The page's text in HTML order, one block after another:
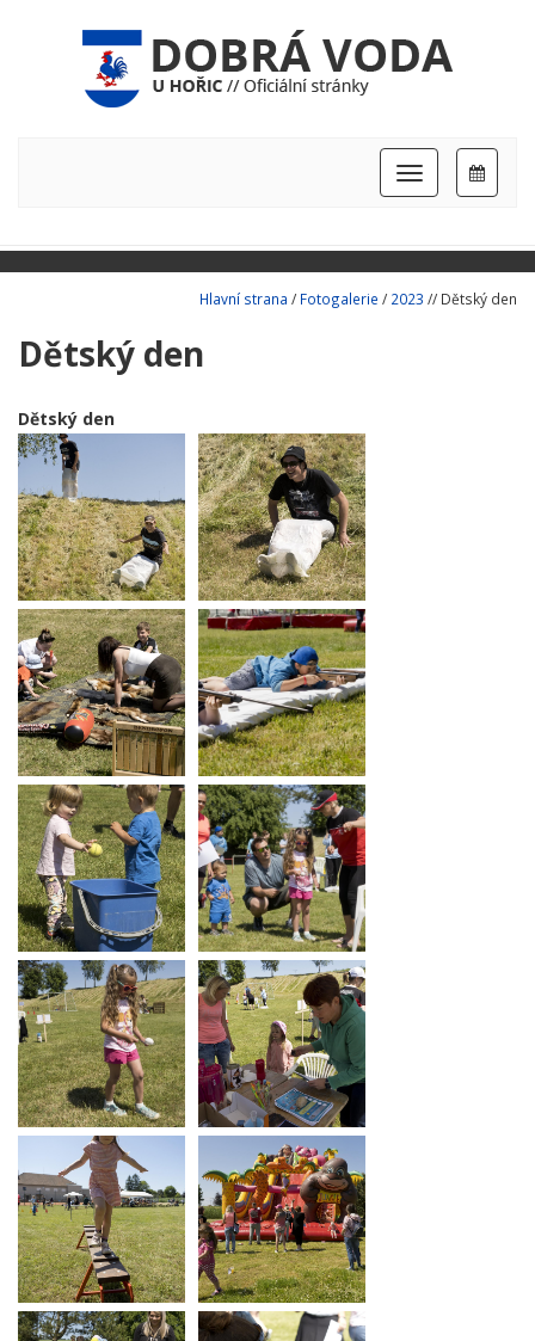
Hlavní
nabídka
Hlavní strana / Fotogalerie / 2023 // Dětský den
Dětský den
Dětský den